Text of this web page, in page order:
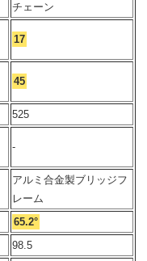
チェーン
17
45
525
-
アルミ合金製ブリッジフ
レーム
65.2°
98.5